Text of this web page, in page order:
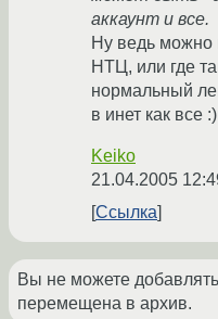
аккаунт и все.
Ну ведь можно
НТЦ, или где
нормальный
в инет как все :)
Keiko
21.04.2005
Ссылка
Вы не можете
перемещена в архив.